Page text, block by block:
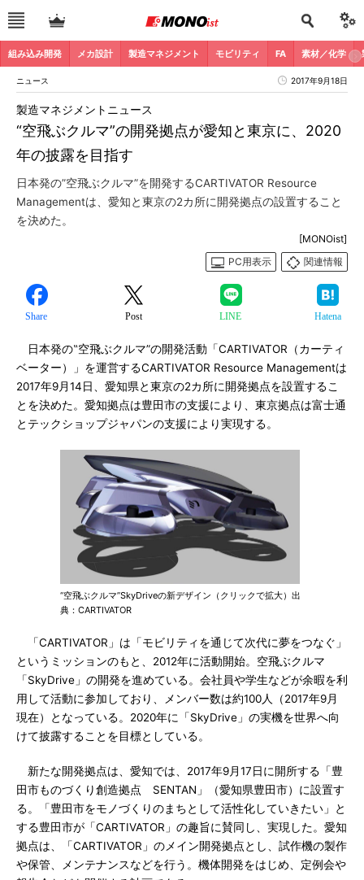
組み込み開発 メカ設計 製造マネジメント モビリティ FA 素材／化学
ニュース 2017年9月18日
“空飛ぶクルマ”の開発拠点が愛知と東京に、2020
年の披露を目指す
製造マネジメントニュース
日本発の”空飛ぶクルマ”を開発するCARTIVATOR Resource
Managementは、愛知と東京の2カ所に開発拠点の設置すること
を決めた。
[MONOist]
PC用表示
関連情報
Share Post LINE Hatena
日本発の‟空飛ぶクルマ”の開発活動「CARTIVATOR（カーティ
ベーター）」を運営するCARTIVATOR Resource Managementは
2017年9月14日、愛知県と東京の2カ所に開発拠点を設置するこ
とを決めた。愛知拠点は豊田市の支援により、東京拠点は富士通
とテックショップジャパンの支援により実現する。
“空飛ぶクルマ”SkyDriveの新デザイン（クリックで拡大）出
典：CARTIVATOR
「CARTIVATOR」は「モビリティを通じて次代に夢をつなぐ」
というミッションのもと、2012年に活動開始。空飛ぶクルマ
「SkyDrive」の開発を進めている。会社員や学生などが余暇を利
用して活動に参加しており、メンバー数は約100人（2017年9月
現在）となっている。2020年に「SkyDrive」の実機を世界へ向
けて披露することを目標としている。
新たな開発拠点は、愛知では、2017年9月17日に開所する「豊
田市ものづくり創造拠点 SENTAN」（愛知県豊田市）に設置す
る。「豊田市をモノづくりのまちとして活性化していきたい」と
する豊田市が「CARTIVATOR」の趣旨に賛同し、実現した。愛知
拠点は、「CARTIVATOR」のメイン開発拠点とし、試作機の製作
や保管、メンテナンスなどを行う。機体開発をはじめ、定例会や